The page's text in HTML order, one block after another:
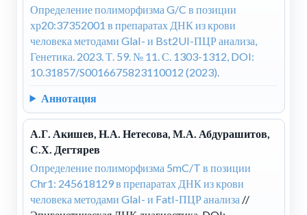
Определение полиморфизма G/C в позиции
хр20:37352001 в препаратах ДНК из крови
человека методами GlaI- и Bst2UI-ПЦР анализа,
Генетика. 2023. Т. 59. № 11. С. 1303-1312, DOI:
10.31857/S0016675823110012 (2023).
Аннотация
А.Г. Акишев, Н.А. Нетесова, М.А. Абдурашитов,
С.Х. Дегтярев
Определение полиморфизма 5mC/T в позиции
Chr1: 245618129 в препаратах ДНК из крови
человека методами GlaI- и FatI-ПЦР анализа //